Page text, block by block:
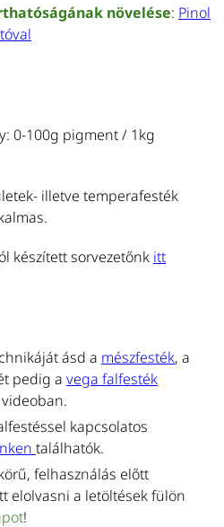
növelése: Pinol
0-100g pigment / 1kg
illetve temperafesték
készített sorvezetőnk itt
ásd a mészfesték, a
pedig a vega falfesték
kapcsolatos
találhatók.
felhasználás előtt
elolvasni a letöltések fülön
!